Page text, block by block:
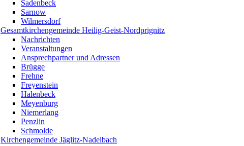
Sadenbeck
Sarnow
Wilmersdorf
Gesamtkirchengemeinde Heilig-Geist-Nordprignitz
Nachrichten
Veranstaltungen
Ansprechpartner und Adressen
Brügge
Frehne
Freyenstein
Halenbeck
Meyenburg
Niemerlang
Penzlin
Schmolde
Kirchengemeinde Jäglitz-Nadelbach